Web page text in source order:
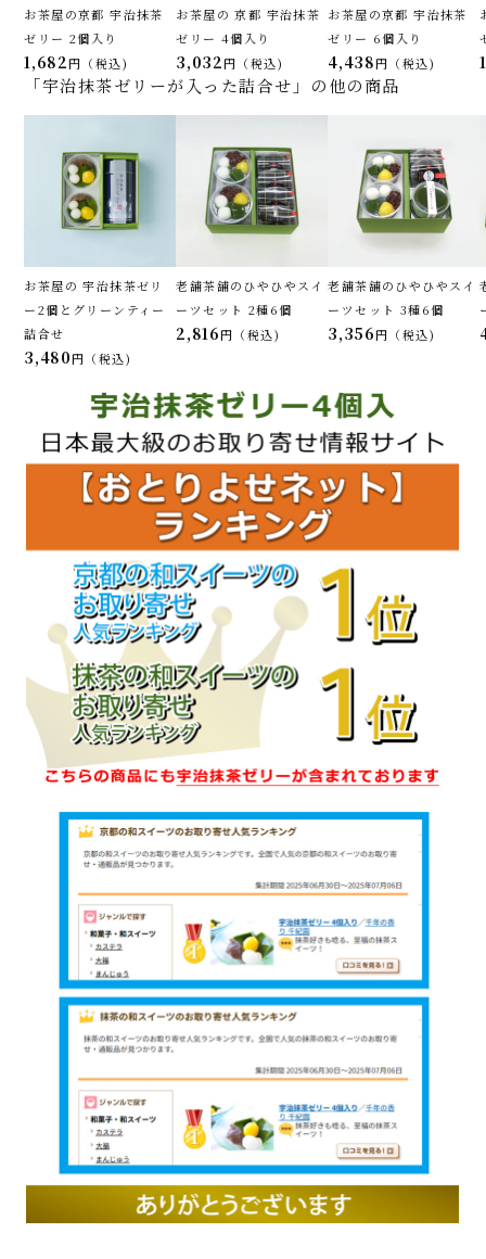
お茶屋の京都 宇治抹茶
ゼリー 2個入り
1,682 税込
お茶屋の 京都 宇治抹茶
ゼリー 4個入り
3,032 税込
お茶屋の京都 宇治抹茶
ゼリー 6個入り
4,438 税込
「宇治抹茶ゼリーが入った詰合せ」の他の商品
お茶屋の 宇治抹茶ゼリ
ー2個とグリーンティー
詰合せ
3,480 税込
老舗茶舗のひやひやスイ
ーツセット 2種6個
2,816 税込
老舗茶舗のひやひやスイ
ーツセット 3種6個
3,356 税込